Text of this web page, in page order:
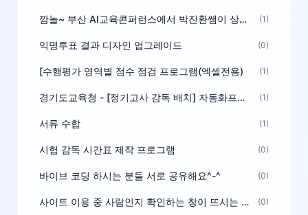
깜놀~ 부산 AI교육콘퍼런스에서 박진환쌤이 상받으려 나오셨네요~ ^^ (1)
익명투표 결과 디자인 업그레이드 (0)
[수행평가 영역별 점수 점검 프로그램(엑셀전용) (1)
경기도교육청 - [정기고사 감독 배치] 자동화프로그램 보급 (1)
서류 수합 (1)
시험 감독 시간표 제작 프로그램 (0)
바이브 코딩 하시는 분들 서로 공유해요^-^ (0)
사이트 이용 중 사람인지 확인하는 창이 뜨시는 분은 알려주세요 (0)